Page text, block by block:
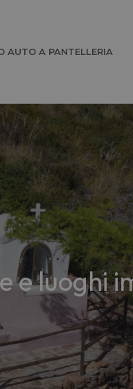
AUTO A PANTELLERIA